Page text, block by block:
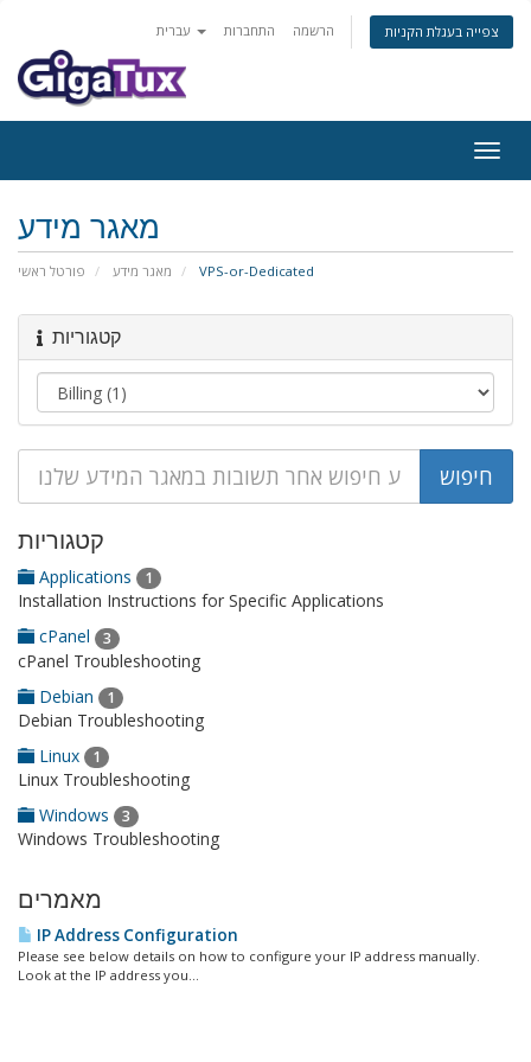
התחברות הרשמה צפייה בעגלת הקניות
ניווט
מאגר מידע
פורטל ראשי מאגר מידע VPS-or-Dedicated
קטגוריות
קטגוריות
Applications 1
Installation Instructions for Specific Applications
cPanel
3
cPanel Troubleshooting
Debian
1
Debian Troubleshooting
Linux
1
Linux Troubleshooting
Windows
3
Windows Troubleshooting
מאמרים
IP Address Configuration
Please see below details on how to configure your IP address manually.
Look at the IP address you...